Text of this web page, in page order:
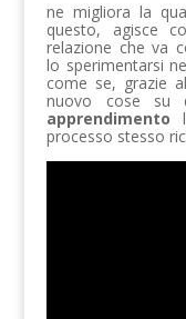
ne migliora la
questo, agisce
relazione che va
lo sperimentarsi
come se, grazie
nuovo cose su
apprendimento
processo stesso